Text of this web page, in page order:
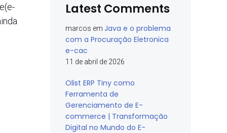
Latest Comments
marcos em Java e o problema
com a Procuração Eletronica
e-cac
11 de abril de 2026
Olist ERP Tiny como
Ferramenta de
Gerenciamento de E-
commerce | Transformação
Digital no Mundo do E-